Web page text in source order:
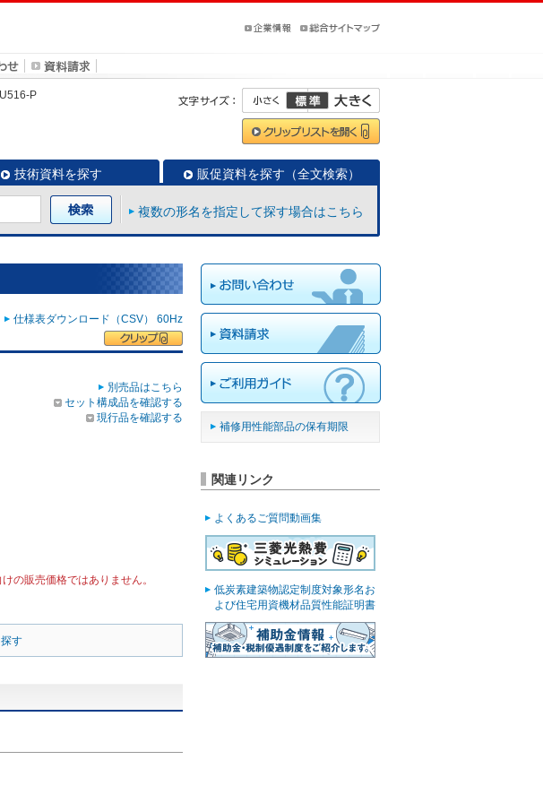
P
技術資料を探す 販促資料を探す（全文検索）
複数の形名を指定して探す場合はこちら
仕様表ダウンロード（CSV） 60Hz
別売品はこちら
セット構成品を確認する
現行品を確認する
の販売価格ではありません。
す
補修用性能部品の保有期限
関連リンク
よくあるご質問動画集
低炭素建築物認定制度対象形名お
よび住宅用資機材品質性能証明書